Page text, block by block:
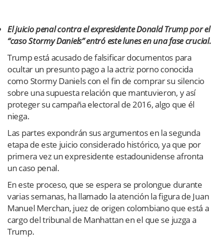
El juicio penal contra el expresidente Donald Trump por el
“caso Stormy Daniels” entró este lunes en una fase crucial.
Trump está acusado de falsificar documentos para
ocultar un presunto pago a la actriz porno conocida
como Stormy Daniels con el fin de comprar su silencio
sobre una supuesta relación que mantuvieron, y así
proteger su campaña electoral de 2016, algo que él
niega.
Las partes expondrán sus argumentos en la segunda
etapa de este juicio considerado histórico, ya que por
primera vez un expresidente estadounidense afronta
un caso penal.
En este proceso, que se espera se prolongue durante
varias semanas, ha llamado la atención la figura de Juan
Manuel Merchan, juez de origen colombiano que está a
cargo del tribunal de Manhattan en el que se juzga a
Trump.